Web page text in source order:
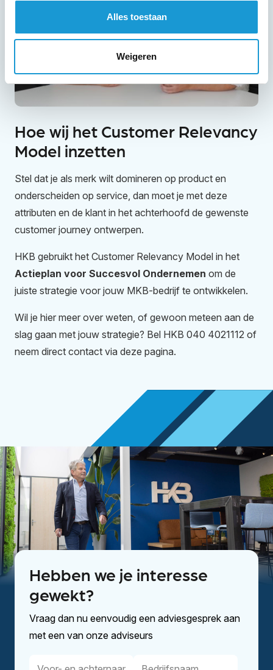
Alles toestaan
Weigeren
Hoe wij het Customer Relevancy
Model inzetten
Stel dat je als merk wilt domineren op product en
onderscheiden op service, dan moet je met deze
attributen en de klant in het achterhoofd de gewenste
customer journey ontwerpen.
HKB gebruikt het Customer Relevancy Model in het
Actieplan voor Succesvol Ondernemen om de
juiste strategie voor jouw MKB-bedrijf te ontwikkelen.
Wil je hier meer over weten, of gewoon meteen aan de
slag gaan met jouw strategie? Bel HKB 040 4021112 of
neem direct contact via deze pagina.
Hebben we je interesse
gewekt?
Vraag dan nu eenvoudig een adviesgesprek aan
met een van onze adviseurs
Voor-
Bedrijfsnaam